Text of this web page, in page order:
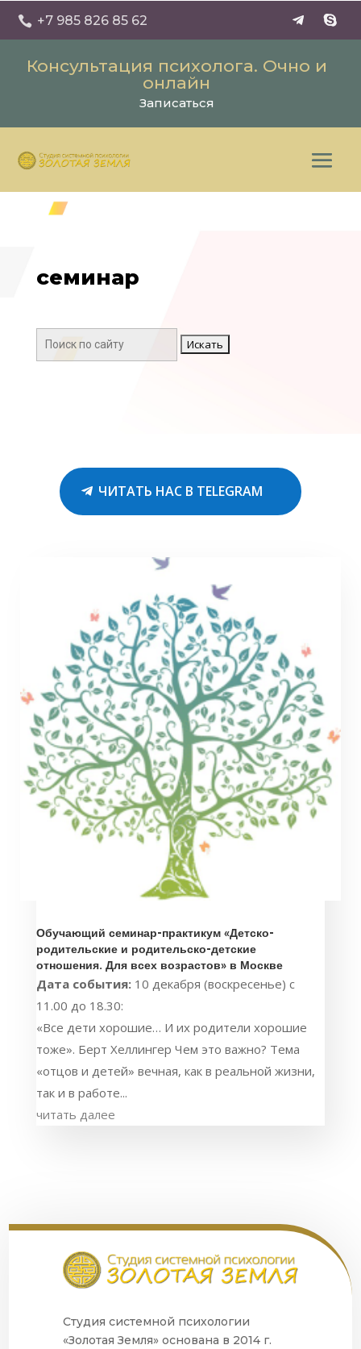
 +7 985 826 85 62
Консультация психолога. Очно и
онлайн
Записаться
семинар
Поиск:
ЧИТАТЬ НАС В TELEGRAM
Обучающий семинар-практикум «Детско-
родительские и родительско-детские
отношения. Для всех возрастов» в Москве
Дата события: 10 декабря (воскресенье) с
11.00 до 18.30:
«Все дети хорошие… И их родители хорошие
тоже». Берт Хеллингер Чем это важно? Тема
«отцов и детей» вечная, как в реальной жизни,
так и в работе...
читать далее
Студия системной психологии
«Золотая Земля» основана в 2014 г.